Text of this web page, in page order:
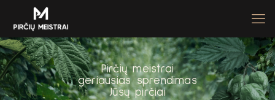
Pirčių meistrai
geriausias sprendimas
Jūsų pirčiai